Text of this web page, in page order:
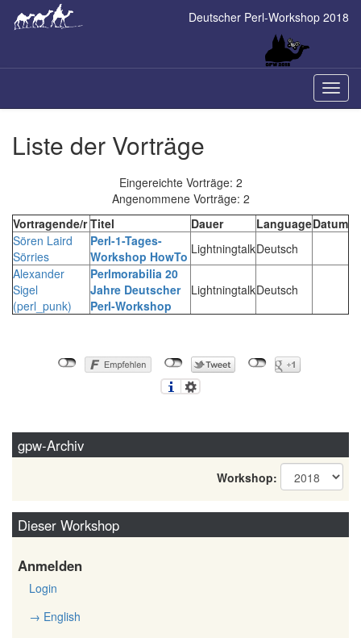
Deutscher Perl-Workshop 2018
ein-/
Liste der Vorträge
Eingereichte Vorträge: 2
Angenommene Vorträge: 2
Vortragende/r Titel Dauer LanguageDatum
Sören Laird
Sörries
‎Perl-1-Tages-
Workshop HowTo‎ LightningtalkDeutsch
Alexander
Sigel
(‎perl_punk‎)
‎Perlmorabilia 20
Jahre Deutscher
Perl-Workshop‎
LightningtalkDeutsch
gpw-Archiv
Workshop:
Dieser Workshop
Anmelden
Login
→ English